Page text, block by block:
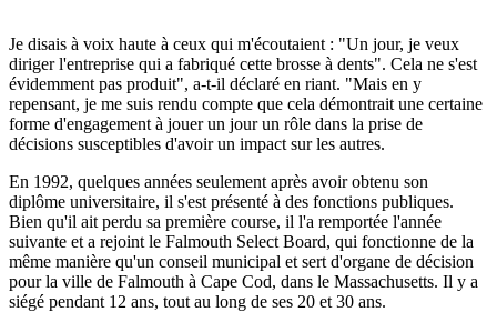
Je disais à voix haute à ceux qui m'écoutaient : "Un jour, je veux
diriger l'entreprise qui a fabriqué cette brosse à dents". Cela ne s'est
évidemment pas produit", a-t-il déclaré en riant. "Mais en y
repensant, je me suis rendu compte que cela démontrait une certaine
forme d'engagement à jouer un jour un rôle dans la prise de
décisions susceptibles d'avoir un impact sur les autres.
En 1992, quelques années seulement après avoir obtenu son
diplôme universitaire, il s'est présenté à des fonctions publiques.
Bien qu'il ait perdu sa première course, il l'a remportée l'année
suivante et a rejoint le Falmouth Select Board, qui fonctionne de la
même manière qu'un conseil municipal et sert d'organe de décision
pour la ville de Falmouth à Cape Cod, dans le Massachusetts. Il y a
siégé pendant 12 ans, tout au long de ses 20 et 30 ans.